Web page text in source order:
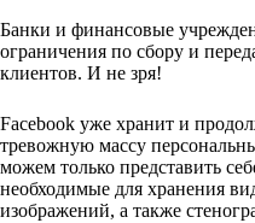
Банки и финансовые
ограничения по сбору и
клиентов. И не зря!
Facebook уже хранит и
тревожную массу
можем только представить
необходимые для хранения
изображений, а также